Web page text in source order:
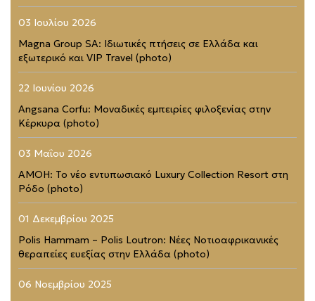
03 Ιουλίου 2026
Magna Group SA: Ιδιωτικές πτήσεις σε Ελλάδα και
εξωτερικό και VIP Travel (photo)
22 Ιουνίου 2026
Angsana Corfu: Μοναδικές εμπειρίες φιλοξενίας στην
Κέρκυρα (photo)
03 Μαΐου 2026
AMOH: Το νέο εντυπωσιακό Luxury Collection Resort στη
Ρόδο (photo)
01 Δεκεμβρίου 2025
Polis Hammam – Polis Loutron: Νέες Νοτιοαφρικανικές
θεραπείες ευεξίας στην Ελλάδα (photo)
06 Νοεμβρίου 2025